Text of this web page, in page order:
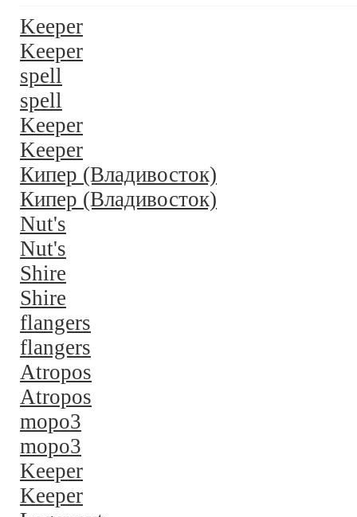
Keeper
Keeper
spell
spell
Keeper
Keeper
Кипер (Владивосток)
Кипер (Владивосток)
Nut's
Nut's
Shire
Shire
flangers
flangers
Atropos
Atropos
mopo3
mopo3
Keeper
Keeper